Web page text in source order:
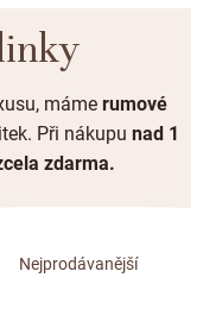
máme rumové
Při nákupu nad 1
zdarma.
Nejprodávanější